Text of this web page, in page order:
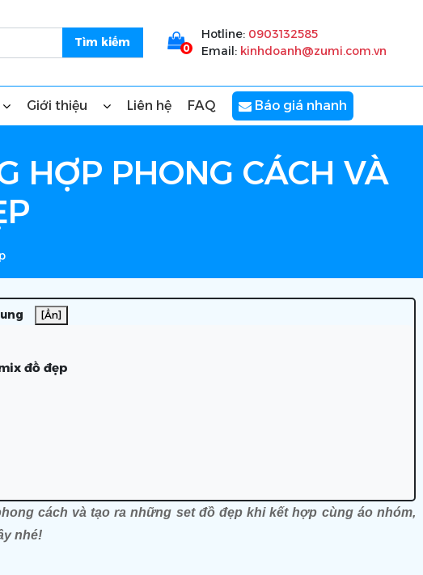
0
Hotline: 0903132585
Email: kinhdoanh@zumi.com.vn
Giới thiệu Liên hệ FAQ Báo giá nhanh
HỢP PHONG CÁCH VÀ
[Ẩn]
đồ đẹp
cách và tạo ra những set đồ đẹp khi kết hợp cùng áo nhóm,
nhé!